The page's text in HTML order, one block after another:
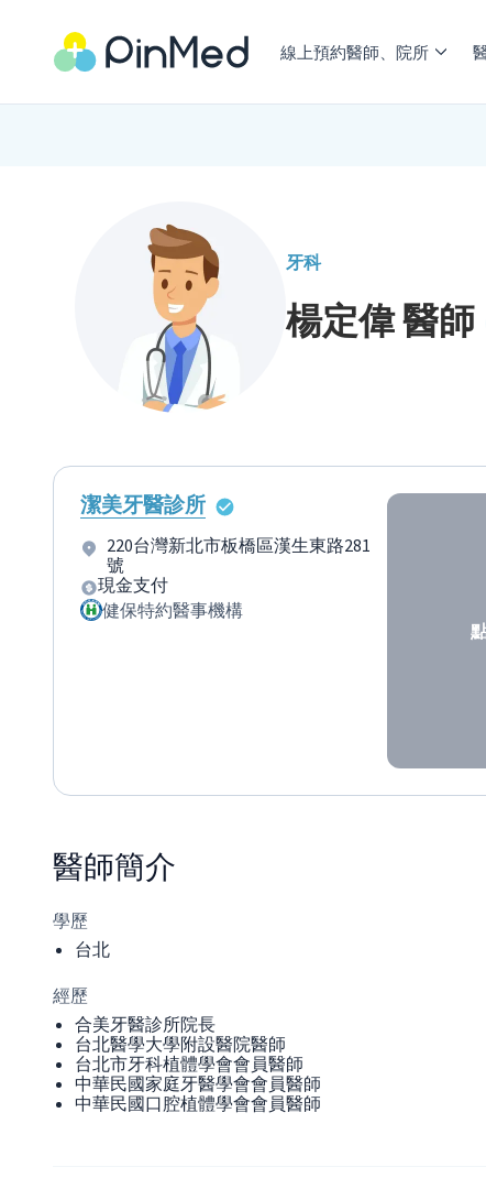
線上預約醫師、院所
牙科
楊定偉醫師
潔美牙醫診所
220台灣新北市板橋區漢生東路281
號
現金支付
健保特約醫事機構
醫師簡介
學歷
台北
經歷
合美牙醫診所院長
台北醫學大學附設醫院醫師
台北市牙科植體學會會員醫師
中華民國家庭牙醫學會會員醫師
中華民國口腔植體學會會員醫師